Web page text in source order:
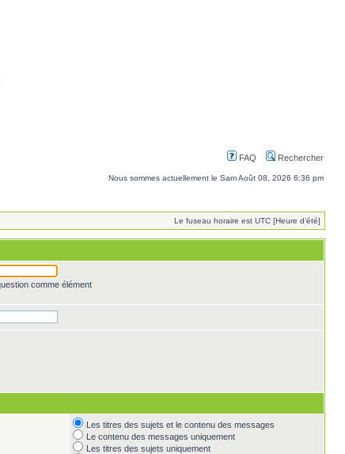
FAQ Rechercher
Nous sommes actuellement le Sam Août 08, 2026 6:36 pm
Le fuseau horaire est UTC [Heure d’été]
comme élément
Les titres des sujets et le contenu des messages
Le contenu des messages uniquement
Les titres des sujets uniquement